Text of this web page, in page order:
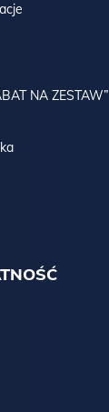
NA ZESTAW”